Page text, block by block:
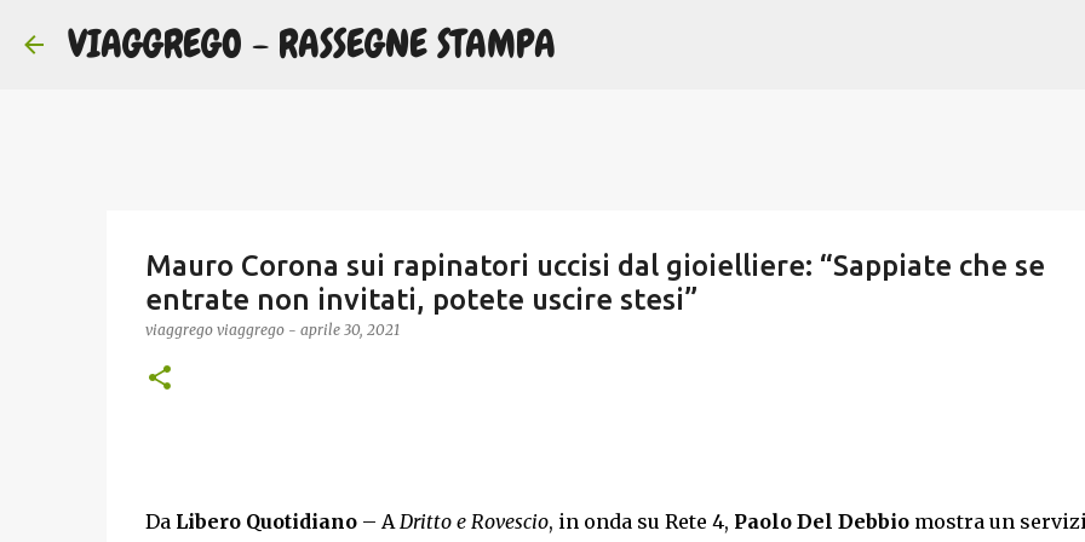
VIAGGREGO - RASSEGNE STAMPA
Mauro Corona sui rapinatori uccisi dal gioielliere: “Sappiate che se
entrate non invitati, potete uscire stesi”
viaggrego viaggrego - aprile 30, 2021
Da Libero Quotidiano – ADritto e Rovescio, in onda su Rete 4, Paolo Del Debbiomostra un